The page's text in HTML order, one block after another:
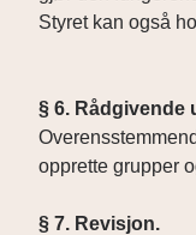
Styret kan også
§ 6. Rådgivende
opprette grupper
§ 7. Revisjon.